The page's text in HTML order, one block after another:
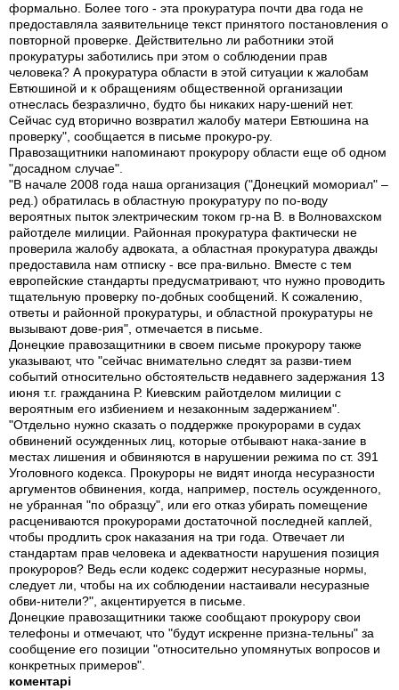
формально. Более того - эта прокуратура почти два года не
предоставляла заявительнице текст принятого постановления о
повторной проверке. Действительно ли работники этой
прокуратуры заботились при этом о соблюдении прав
человека? А прокуратура области в этой ситуации к жалобам
Евтюшиной и к обращениям общественной организации
отнеслась безразлично, будто бы никаких нару-шений нет.
Сейчас суд вторично возвратил жалобу матери Евтюшина на
проверку", сообщается в письме прокуро-ру.
Правозащитники напоминают прокурору области еще об одном
"досадном случае".
"В начале 2008 года наша организация ("Донецкий момориал" –
ред.) обратилась в областную прокуратуру по по-воду
вероятных пыток электрическим током гр-на В. в Волновахском
райотделе милиции. Районная прокуратура фактически не
проверила жалобу адвоката, а областная прокуратура дважды
предоставила нам отписку - все пра-вильно. Вместе с тем
европейские стандарты предусматривают, что нужно проводить
тщательную проверку по-добных сообщений. К сожалению,
ответы и районной прокуратуры, и областной прокуратуры не
вызывают дове-рия", отмечается в письме.
Донецкие правозащитники в своем письме прокурору также
указывают, что "сейчас внимательно следят за разви-тием
событий относительно обстоятельств недавнего задержания 13
июня т.г. гражданина Р. Киевским райотделом милиции с
вероятным его избиением и незаконным задержанием".
"Отдельно нужно сказать о поддержке прокурорами в судах
обвинений осужденных лиц, которые отбывают нака-зание в
местах лишения и обвиняются в нарушении режима по ст. 391
Уголовного кодекса. Прокуроры не видят иногда несуразности
аргументов обвинения, когда, например, постель осужденного,
не убранная "по образцу", или его отказ убирать помещение
расцениваются прокурорами достаточной последней каплей,
чтобы продлить срок наказания на три года. Отвечает ли
стандартам прав человека и адекватности нарушения позиция
прокуроров? Ведь если кодекс содержит несуразные нормы,
следует ли, чтобы на их соблюдении настаивали несуразные
обви-нители?", акцентируется в письме.
Донецкие правозащитники также сообщают прокурору свои
телефоны и отмечают, что "будут искренне призна-тельны" за
сообщение его позиции "относительно упомянутых вопросов и
конкретных примеров".
коментарі